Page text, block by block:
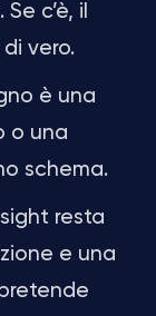
c’è, il
vero.
è una
o una
schema.
resta
e una